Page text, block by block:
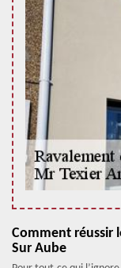
Comment réussir
Sur Aube